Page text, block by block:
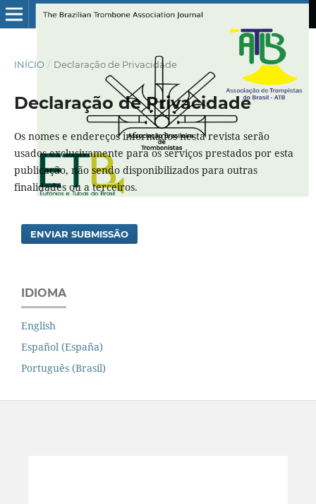
INÍCIO / Declaração de Privacidade
Declaração de Privacidade
Os nomes e endereços informados nesta revista serão
usados exclusivamente para os serviços prestados por esta
publicação, não sendo disponibilizados para outras
finalidades ou a terceiros.
ENVIAR SUBMISSÃO
IDIOMA
English
Español (España)
Português (Brasil)